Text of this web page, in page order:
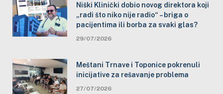
Niški Klinički dobio novog direktora koji
„radi što niko nije radio“ – briga o
pacijentima ili borba za svaki glas?
29/07/2026
Meštani Trnave i Toponice pokrenuli
inicijative za rešavanje problema
27/07/2026